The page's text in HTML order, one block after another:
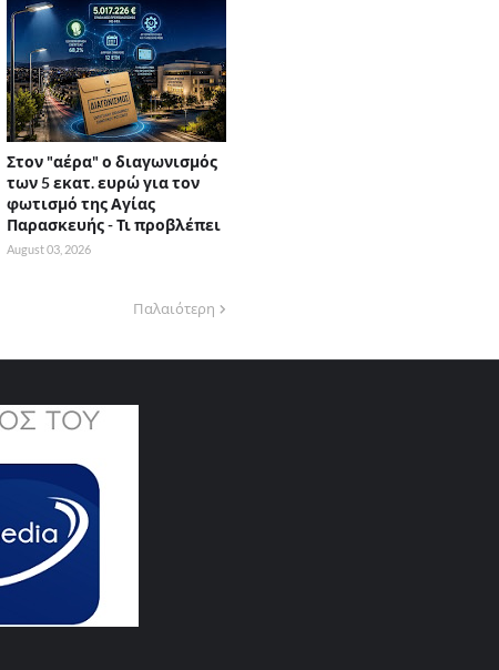
Στον "αέρα" ο διαγωνισμός
των 5 εκατ. ευρώ για τον
φωτισμό της Αγίας
Παρασκευής - Τι προβλέπει
August 03, 2026
Παλαιότερη